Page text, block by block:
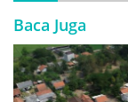
Baca Juga